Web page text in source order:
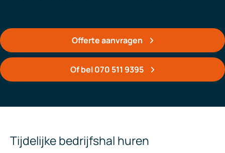
Offerte aanvragen
Of bel 070 511 9395
Tijdelijke bedrijfshal huren